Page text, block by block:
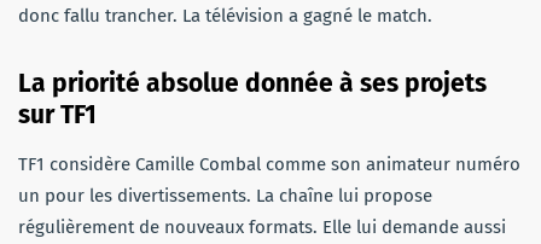
donc fallu trancher. La télévision a gagné le match.
La priorité absolue donnée à ses projets
sur TF1
TF1 considère Camille Combal comme son animateur numéro
un pour les divertissements. La chaîne lui propose
régulièrement de nouveaux formats. Elle lui demande aussi